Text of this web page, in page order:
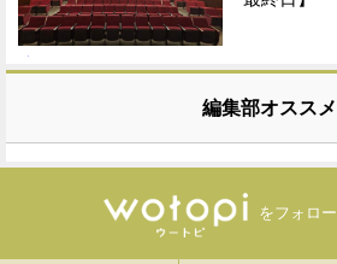
編集部オススメ
をフォロー